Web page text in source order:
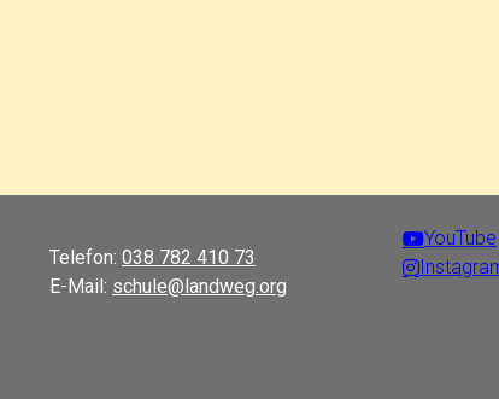
Telefon: 038 782 410 73
E-Mail: schule@landweg.org
YouTube